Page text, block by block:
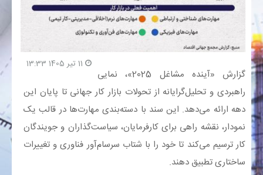
اقتصاد
گزارش «آینده مشاغل 2025»، نمایی
راهبردی و تحلیل‌گرایانه از تحولات بازار کار جهانی تا پایان این
دهه ارائه می‌دهد. این سند با دسته‌بندی مهارت‌ها در قالب یک
نمودار، نقشه راهی برای کارفرمایان، سیاست‌گذاران و جویندگان
کار ترسیم می‌کند تا خود را با شتاب سرسام‌آور فناوری و تغییرات
ساختاری تطبیق دهند.